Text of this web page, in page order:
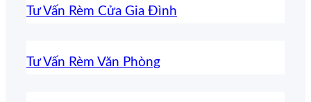
Tư Vấn Rèm Cửa Gia Đình
Tư Vấn Rèm Văn Phòng